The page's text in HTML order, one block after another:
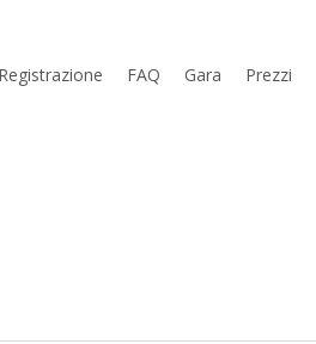
Registrazione FAQ Gara Prezzi